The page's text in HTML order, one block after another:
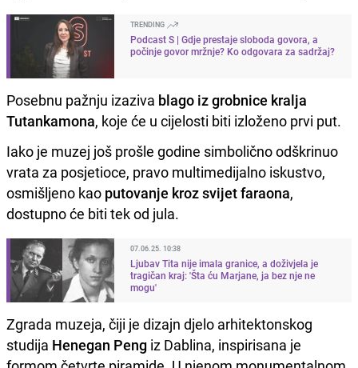
TRENDING
Podcast S | Gdje prestaje sloboda govora, a
počinje govor mržnje? Ko odgovara za sadržaj?
Posebnu pažnju izaziva blago iz grobnice kralja
Tutankamona, koje će u cijelosti biti izloženo prvi put.
Iako je muzej još prošle godine simbolično odškrinuo
vrata za posjetioce, pravo multimedijalno iskustvo,
osmišljeno kao putovanje kroz svijet faraona,
dostupno će biti tek od jula.
07.06.25. 10:38
Ljubav Tita nije imala granice, a doživjela je
tragičan kraj: 'Šta ću Marjane, ja bez nje ne
mogu'
Zgrada muzeja, čiji je dizajn djelo arhitektonskog
studija Henegan Peng iz Dablina, inspirisana je